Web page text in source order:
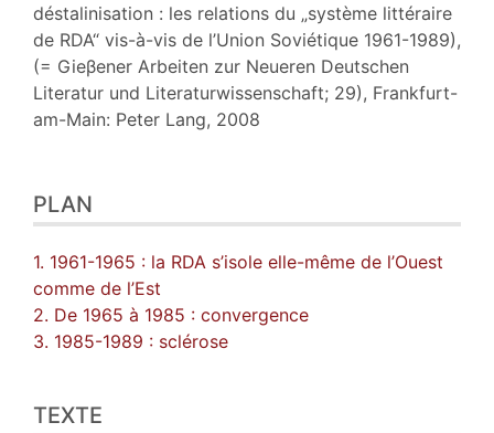
déstalinisation : les relations du „système littéraire
de RDA“ vis-à-vis de l’Union Soviétique 1961-1989),
(= Gieβener Arbeiten zur Neueren Deutschen
Literatur und Literaturwissenschaft; 29), Frankfurt-
am-Main: Peter Lang, 2008
Texte
Citer cet article
Auteur
PLAN
1. 1961-1965 : la RDA s’isole elle-même de l’Ouest
comme de l’Est
2. De 1965 à 1985 : convergence
3. 1985-1989 : sclérose
TEXTE